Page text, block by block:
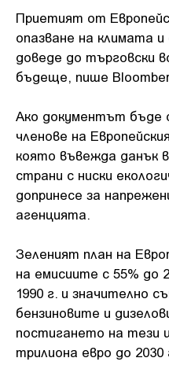
Приетият от
опазване на климата
доведе до търговски
бъдеще, пише
Ако документът бъде
членове на
която въвежда данък
страни с ниски
допринесе за
агенцията.
Зеленият план на
на емисиите с 55% до
1990 г. и значително
бензиновите и
постигането на тези
трилиона евро до 2030